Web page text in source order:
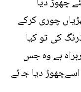
چوری کرکے
کی تو کیا
ہے وہ جس
دیا جائے